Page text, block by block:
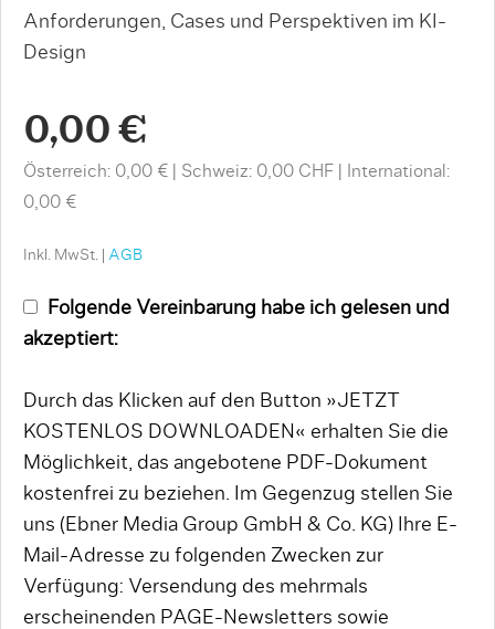
Anforderungen, Cases und Perspektiven im KI-
Design
0,00 €
Österreich: 0,00 € Schweiz: 0,00 CHF
International:
0,00 €
Inkl. MwSt. | AGB
Folgende Vereinbarung habe ich gelesen und
akzeptiert:
Durch das Klicken auf den Button »JETZT
KOSTENLOS DOWNLOADEN« erhalten Sie die
Möglichkeit, das angebotene PDF-Dokument
kostenfrei zu beziehen. Im Gegenzug stellen Sie
uns (Ebner Media Group GmbH & Co. KG) Ihre E-
Mail-Adresse zu folgenden Zwecken zur
Verfügung: Versendung des mehrmals
erscheinenden PAGE-Newsletters sowie